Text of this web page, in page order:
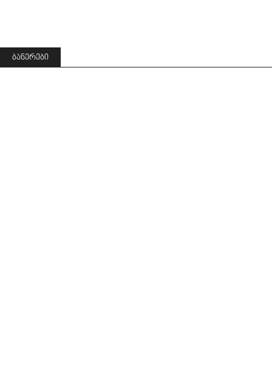
ᲑᲐᲜᲔᲠᲔᲑᲘ